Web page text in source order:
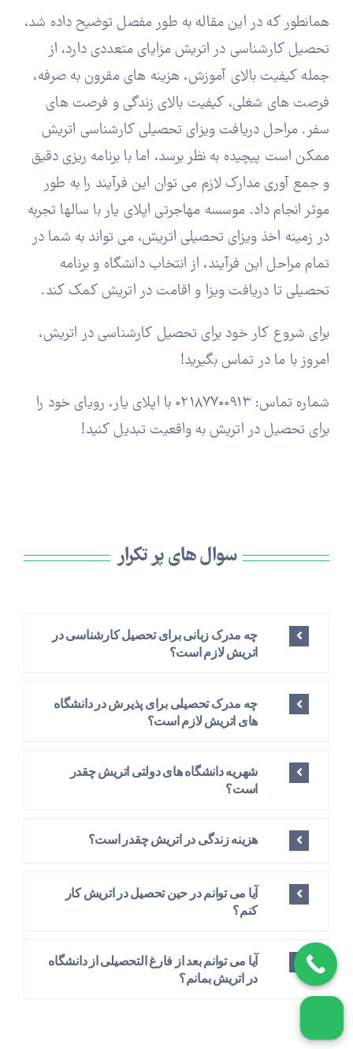
همانطور که در این مقاله به طور مفصل توضیح داده شد،
تحصیل کارشناسی در اتریش مزایای متعددی دارد، از
جمله کیفیت بالای آموزش، هزینه های مقرون به صرفه،
فرصت های شغلی، کیفیت بالای زندگی و فرصت های
سفر. مراحل دریافت ویزای تحصیلی کارشناسی اتریش
ممکن است پیچیده به نظر برسد، اما با برنامه ریزی دقیق
و جمع آوری مدارک لازم می توان این فرآیند را به طور
موثر انجام داد. موسسه مهاجرتی اپلای یار با سالها تجربه
در زمینه اخذ ویزای تحصیلی اتریش، می تواند به شما در
تمام مراحل این فرآیند، از انتخاب دانشگاه و برنامه
تحصیلی تا دریافت ویزا و اقامت در اتریش کمک کند.
برای شروع کار خود برای تحصیل کارشناسی در اتریش،
امروز با ما در تماس بگیرید!
شماره تماس: ۰۲۱۸۷۷۰۰۹۱۳ با اپلای یار، رویای خود را
برای تحصیل در اتریش به واقعیت تبدیل کنید!
سوال های پر تکرار
چه مدرک زبانی برای تحصیل کارشناسی در
اتریش لازم است؟
چه مدرک تحصیلی برای پذیرش در دانشگاه
های اتریش لازم است؟
شهریه دانشگاه های دولتی اتریش چقدر
است؟
هزینه زندگی در اتریش چقدر است؟
آیا می توانم در حین تحصیل در اتریش کار
کنم؟
آیا می توانم بعد از فارغ التحصیلی از دانشگاه
در اتریش بمانم؟